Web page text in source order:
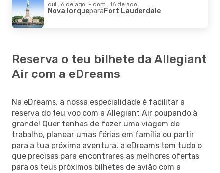
qui., 6 de ago. - dom., 16 de ago.
Nova IorqueparaFort Lauderdale
Reserva o teu bilhete da Allegiant
Air com a eDreams
Na eDreams, a nossa especialidade é facilitar a
reserva do teu voo com a Allegiant Air poupando à
grande! Quer tenhas de fazer uma viagem de
trabalho, planear umas férias em família ou partir
para a tua próxima aventura, a eDreams tem tudo o
que precisas para encontrares as melhores ofertas
para os teus próximos bilhetes de avião com a